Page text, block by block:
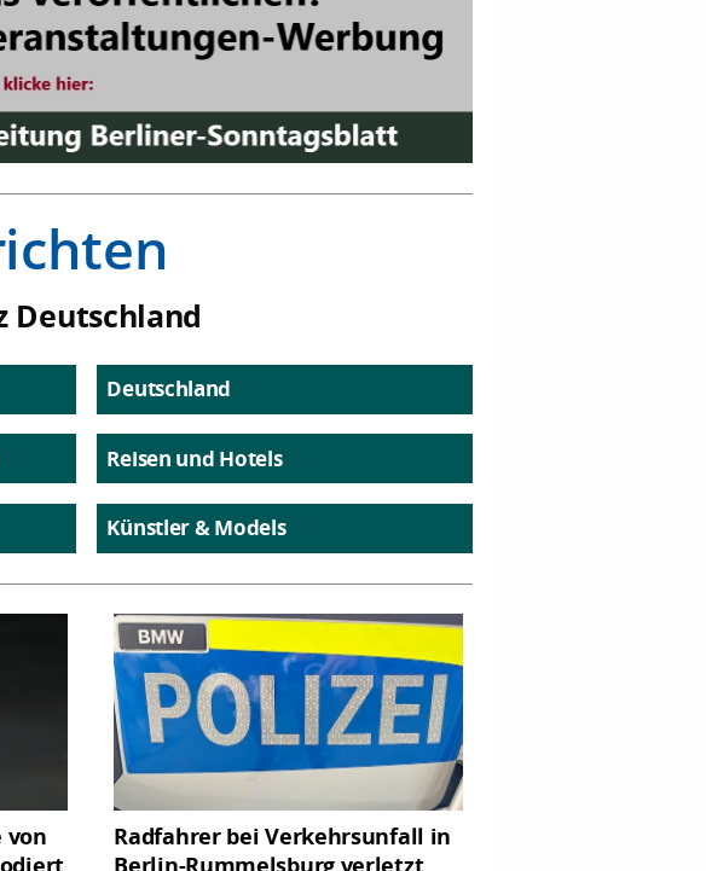
Deutschland
Deutschland
Reisen und Hotels
Künstler & Models
von
Radfahrer bei Verkehrsunfall in
Berlin-Rummelsburg verletzt